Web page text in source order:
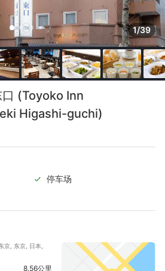
1/39
(Toyoko Inn
Higashi-guchi)
停车场
京, 东京, 日本,
8.56公里